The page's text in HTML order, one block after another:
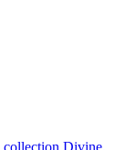
collection Divine.